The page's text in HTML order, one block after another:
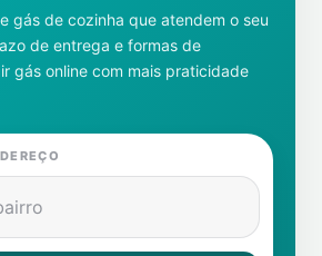
gás de cozinha que atendem o seu
de entrega e formas de
gás online com mais praticidade